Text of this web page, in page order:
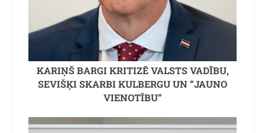
KARIŅŠ BARGI KRITIZĒ VALSTS VADĪBU,
SEVIŠĶI SKARBI KULBERGU UN “JAUNO
VIENOTĪBU”